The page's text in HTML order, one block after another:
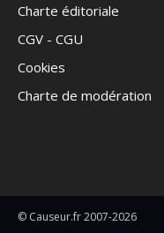
Charte éditoriale
CGV - CGU
Cookies
Charte de modération
© Causeur.fr 2007-2026